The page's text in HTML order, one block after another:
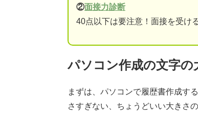
②面接力診断
40点以下は要注意！面接を受け
パソコン作成の文字の
まずは、パソコンで履歴書作成す
さすぎない、ちょうどいい大きさ